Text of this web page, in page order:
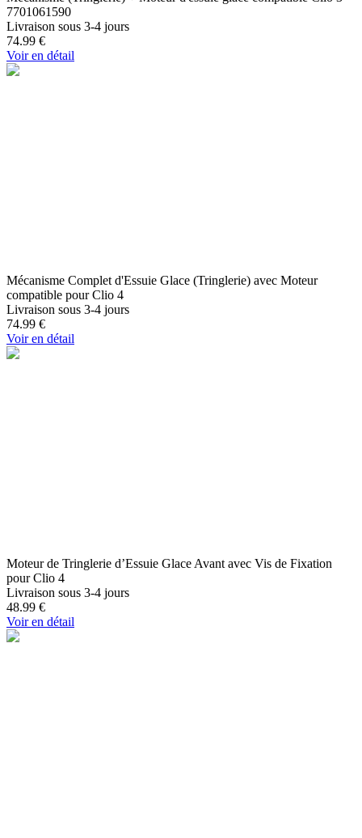
7701061590
Livraison sous 3-4 jours
74.99 €
Voir en détail
Mécanisme Complet d'Essuie Glace (Tringlerie) avec Moteur
compatible pour Clio 4
Livraison sous 3-4 jours
74.99 €
Voir en détail
Moteur de Tringlerie d’Essuie Glace Avant avec Vis de Fixation
pour Clio 4
Livraison sous 3-4 jours
48.99 €
Voir en détail